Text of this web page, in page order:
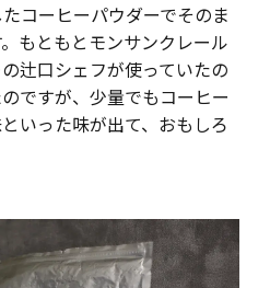
コーヒーパウダーでそのま
もともとモンサンクレール
辻口シェフが使っていたの
ですが、少量でもコーヒー
いった味が出て、おもしろ